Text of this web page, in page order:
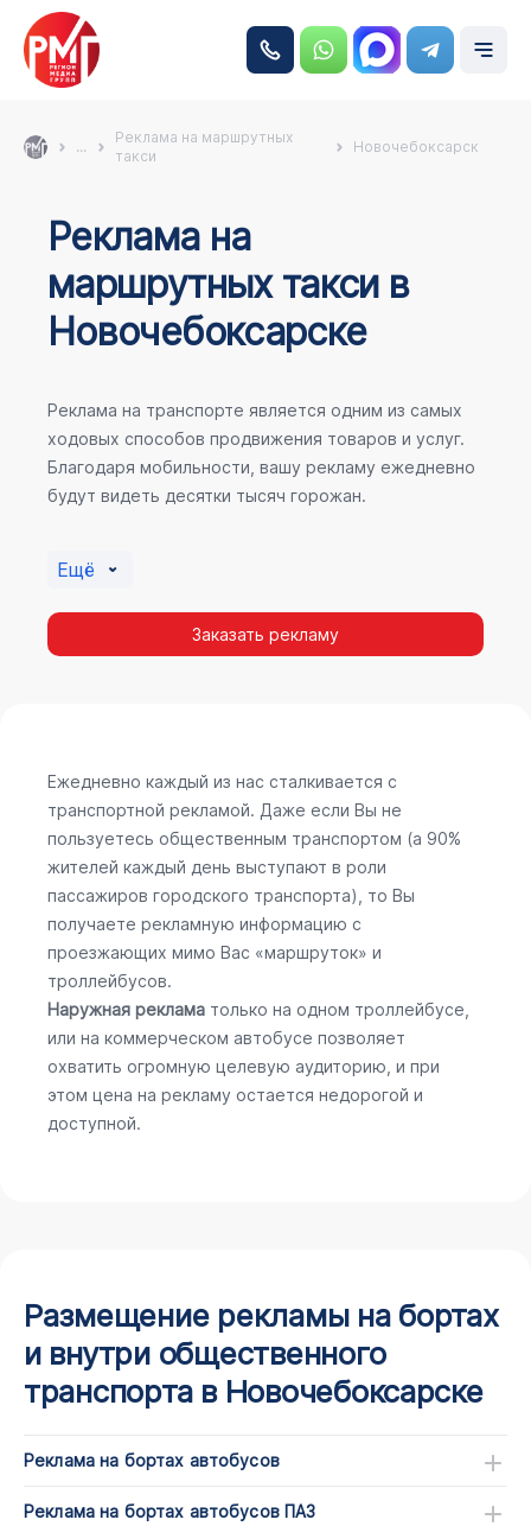
...
Реклама на маршрутных
такси
Новочебоксарск
Реклама на
маршрутных такси в
Новочебоксарске
Реклама на транспорте является одним из самых
ходовых способов продвижения товаров и услуг.
Благодаря мобильности, вашу рекламу ежедневно
будут видеть десятки тысяч горожан.
Ещё
Заказать рекламу
Ежедневно каждый из нас сталкивается с
транспортной рекламой. Даже если Вы не
пользуетесь общественным транспортом (а 90%
жителей каждый день выступают в роли
пассажиров городского транспорта), то Вы
получаете рекламную информацию с
проезжающих мимо Вас «маршруток» и
троллейбусов.
Наружная реклама только на одном троллейбусе,
или на коммерческом автобусе позволяет
охватить огромную целевую аудиторию, и при
этом цена на рекламу остается недорогой и
доступной.
Размещение рекламы на бортах
и внутри общественного
транспорта в Новочебоксарске
Реклама на бортах автобусов
Реклама на бортах автобусов ПАЗ